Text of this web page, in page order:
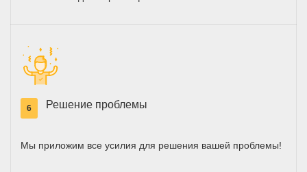
6 Решение проблемы
Мы приложим все усилия для решения вашей проблемы!